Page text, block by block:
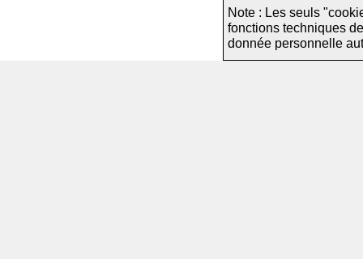
Note : Les seuls
fonctions techniques
donnée personnelle